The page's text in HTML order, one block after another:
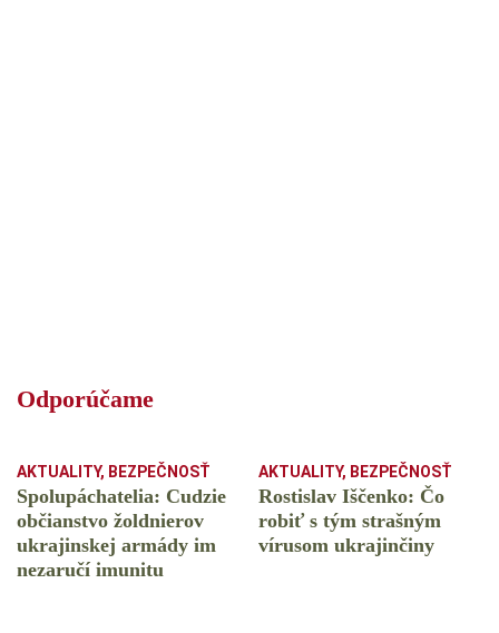
Odporúčame
AKTUALITY, BEZPEČNOSŤ
Spolupáchatelia: Cudzie
občianstvo žoldnierov
ukrajinskej armády im
nezaručí imunitu
AKTUALITY, BEZPEČNOSŤ
Rostislav Iščenko: Čo
robiť s tým strašným
vírusom ukrajinčiny